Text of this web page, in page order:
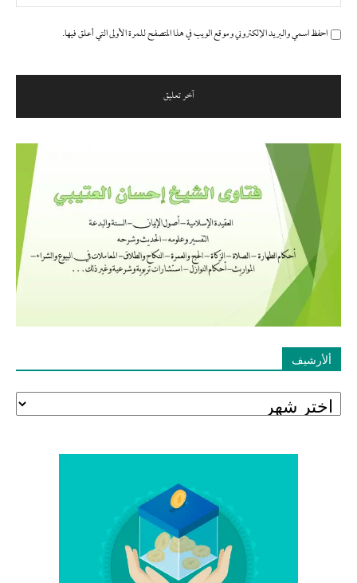
احفظ اسمي والبريد الإلكتروني وموقع الويب في هذا المتصفح للمرة الأولى التي أعلق فيها.
ألأرشيف
ألأرشيف